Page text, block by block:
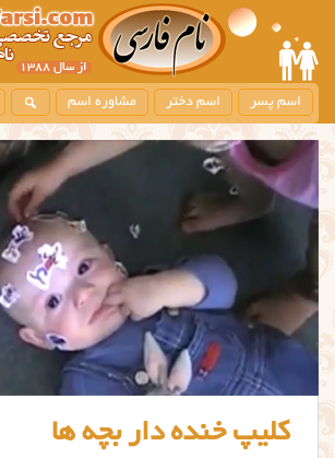
m
i
c
n
t
اسم پسر اسم دختر مشاوره اسم
کلیپ خنده دار بچه ها